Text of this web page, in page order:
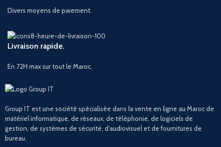
Divers moyens de paiement.
Livraison rapide.
En 72H max sur tout le Maroc.
Group IT est une société spécialisée dans la vente en ligne au Maroc de
matériel informatique, de réseaux, de téléphonie, de logiciels de
gestion, de systèmes de sécurité, d’audiovisuel et de fournitures de
bureau.